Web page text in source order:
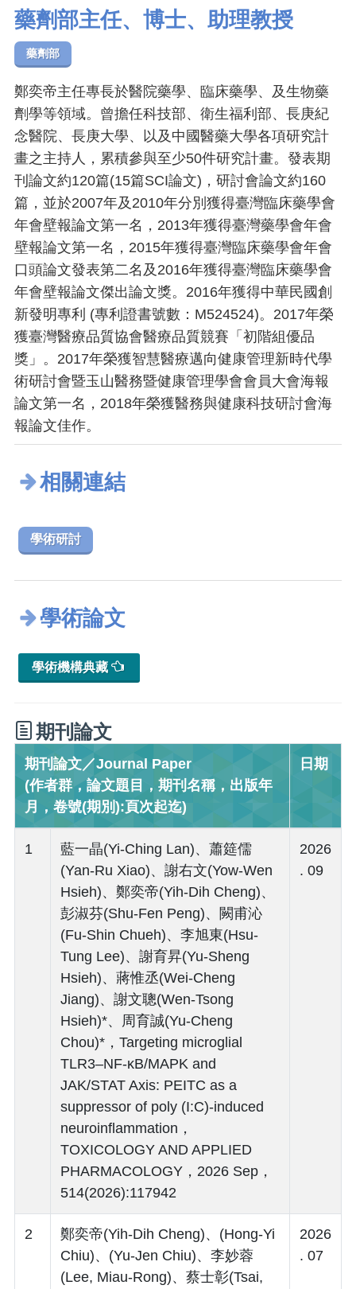
藥劑部主任、博士、助理教授
藥劑部
鄭奕帝主任專長於醫院藥學、臨床藥學、及生物藥
劑學等領域。曾擔任科技部、衛生福利部、長庚紀
念醫院、長庚大學、以及中國醫藥大學各項研究計
畫之主持人，累積參與至少50件研究計畫。發表期
刊論文約120篇(15篇SCI論文)，研討會論文約160
篇，並於2007年及2010年分別獲得臺灣臨床藥學會
年會壁報論文第一名，2013年獲得臺灣藥學會年會
壁報論文第一名，2015年獲得臺灣臨床藥學會年會
口頭論文發表第二名及2016年獲得臺灣臨床藥學會
年會壁報論文傑出論文獎。2016年獲得中華民國創
新發明專利 (專利證書號數：M524524)。2017年榮
獲臺灣醫療品質協會醫療品質競賽「初階組優品
獎」。2017年榮獲智慧醫療邁向健康管理新時代學
術研討會暨玉山醫務暨健康管理學會會員大會海報
論文第一名，2018年榮獲醫務與健康科技研討會海
報論文佳作。
相關連結
學術研討
學術論文
學術機構典藏
期刊論文
期刊論文／Journal Paper
(作者群，論文題目，期刊名稱，出版年
月，卷號(期別):頁次起迄)
日期
1
藍一晶(Yi-Ching Lan)、蕭筵儒
(Yan-Ru Xiao)、謝右文(Yow-Wen
Hsieh)、鄭奕帝(Yih-Dih Cheng)、
彭淑芬(Shu-Fen Peng)、闕甫沁
(Fu-Shin Chueh)、李旭東(Hsu-
Tung Lee)、謝育昇(Yu-Sheng
Hsieh)、蔣惟丞(Wei-Cheng
Jiang)、謝文聰(Wen-Tsong
Hsieh)*、周育誠(Yu-Cheng
Chou)*，Targeting microglial
TLR3–NF-κB/MAPK and
JAK/STAT Axis: PEITC as a
suppressor of poly (I:C)-induced
neuroinflammation，
TOXICOLOGY AND APPLIED
PHARMACOLOGY，2026 Sep，
514(2026):117942
2026
. 09
2
鄭奕帝(Yih-Dih Cheng)、(Hong-Yi
Chiu)、(Yu-Jen Chiu)、李妙蓉
(Lee, Miau-Rong)、蔡士彰(Tsai,
2026
. 07